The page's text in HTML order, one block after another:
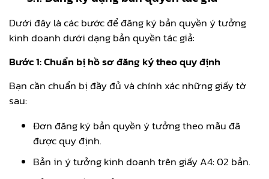
Dưới đây là các bước để đăng ký bản quyền ý tưởng
kinh doanh dưới dạng bản quyền tác giả:
Bước 1: Chuẩn bị hồ sơ đăng ký theo quy định
Bạn cần chuẩn bị đầy đủ và chính xác những giấy tờ
sau:
Đơn đăng ký bản quyền ý tưởng theo mẫu đã
được quy định.
Bản in ý tưởng kinh doanh trên giấy A4: 02 bản.